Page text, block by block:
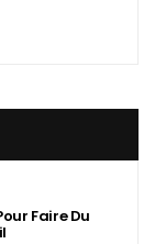
Faire Du